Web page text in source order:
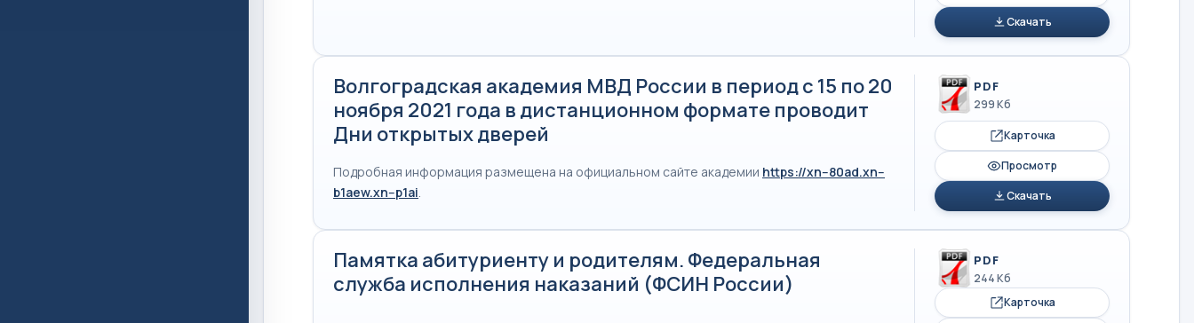
Скачать
Волгоградская академия МВД России в период с 15 по 20
ноября 2021 года в дистанционном формате проводит
Дни открытых дверей
Подробная информация размещена на официальном сайте академии https://xn--80ad.xn--
b1aew.xn--p1ai
PDF
299 Кб
Карточка
Просмотр
Скачать
Памятка абитуриенту и родителям. Федеральная
служба исполнения наказаний (ФСИН России)
PDF
244 Кб
Карточка